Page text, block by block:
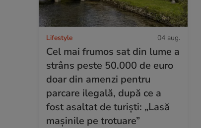
Lifestyle 04 aug.
Cel mai frumos sat din lume a
strâns peste 50.000 de euro
doar din amenzi pentru
parcare ilegală, după ce a
fost asaltat de turiști: „Lasă
mașinile pe trotuare”